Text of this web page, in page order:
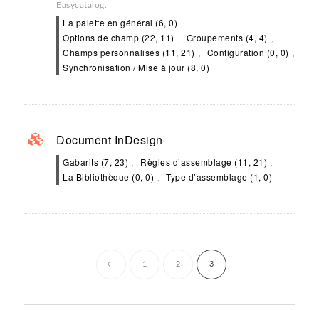
Easycatalog.
La palette en général (6, 0)
Options de champ (22, 11)
Groupements (4, 4)
Champs personnalisés (11, 21)
Configuration (0, 0)
Synchronisation / Mise à jour (8, 0)
Document InDesign
Gabarits (7, 23)
Règles d’assemblage (11, 21)
La Bibliothèque (0, 0)
Type d’assemblage (1, 0)
← 1 2 3